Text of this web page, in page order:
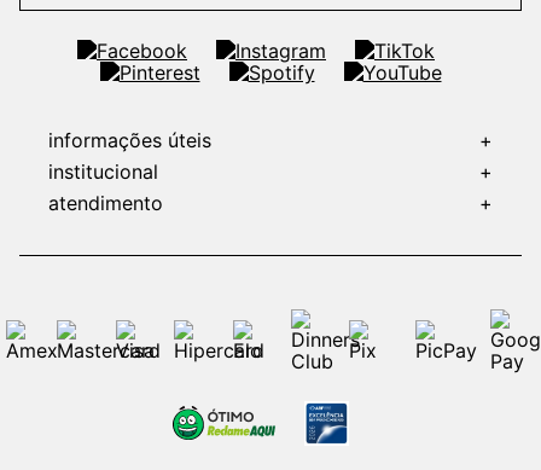
informações úteis
+
institucional
+
atendimento
+